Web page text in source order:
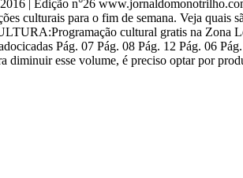
| Edição n°26
culturais para o fim de semana. Veja
cultural gratis na
Pág. 07 Pág. 08 Pág. 12 Pág. 06
esse volume, é preciso optar por